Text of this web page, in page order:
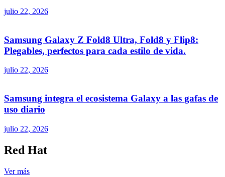
julio 22, 2026
Samsung Galaxy Z Fold8 Ultra, Fold8 y Flip8:
Plegables, perfectos para cada estilo de vida.
julio 22, 2026
Samsung integra el ecosistema Galaxy a las gafas de
uso diario
julio 22, 2026
Red Hat
Ver más